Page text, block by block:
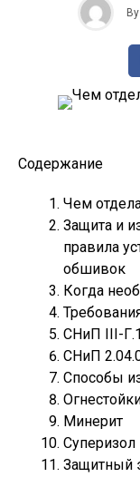
By
Содержание
Чем
Защита и
правила
обшивок
Когда
СНиП III-
СНиП
Способы
Минерит
Суперизол
Защитный